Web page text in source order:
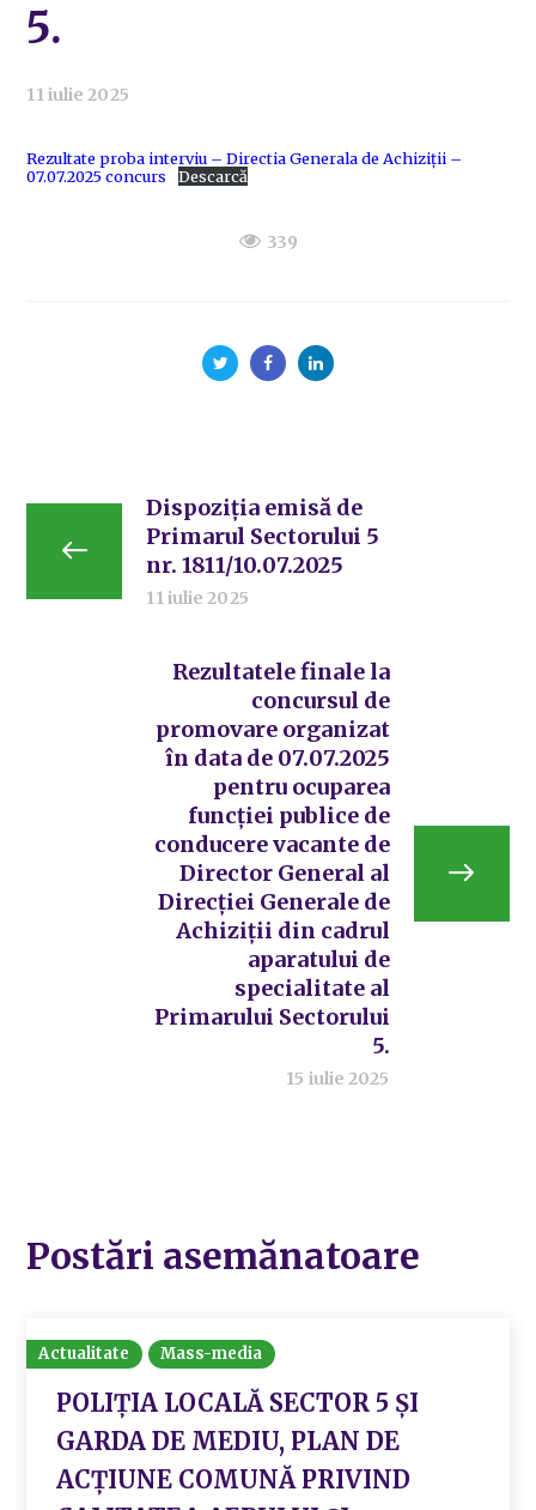
5.
11 iulie 2025
Rezultate proba interviu – Directia Generala de Achiziții –
07.07.2025 concurs
Descarcă
339
Dispoziția emisă de
Primarul Sectorului 5
nr. 1811/10.07.2025
11 iulie 2025
Rezultatele finale la
concursul de
promovare organizat
în data de 07.07.2025
pentru ocuparea
funcției publice de
conducere vacante de
Director General al
Direcției Generale de
Achiziții din cadrul
aparatului de
specialitate al
Primarului Sectorului
5.
15 iulie 2025
Postări asemănatoare
Actualitate Mass-media
POLIȚIA LOCALĂ SECTOR 5 ȘI
GARDA DE MEDIU, PLAN DE
ACȚIUNE COMUNĂ PRIVIND